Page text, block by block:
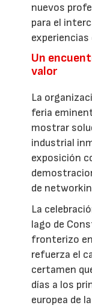
nuevos
para el
Un
valor
La
feria
mostrar
industrial
exposición
de
La
lago de
fronterizo
refuerza el
certamen
días a los
europea de